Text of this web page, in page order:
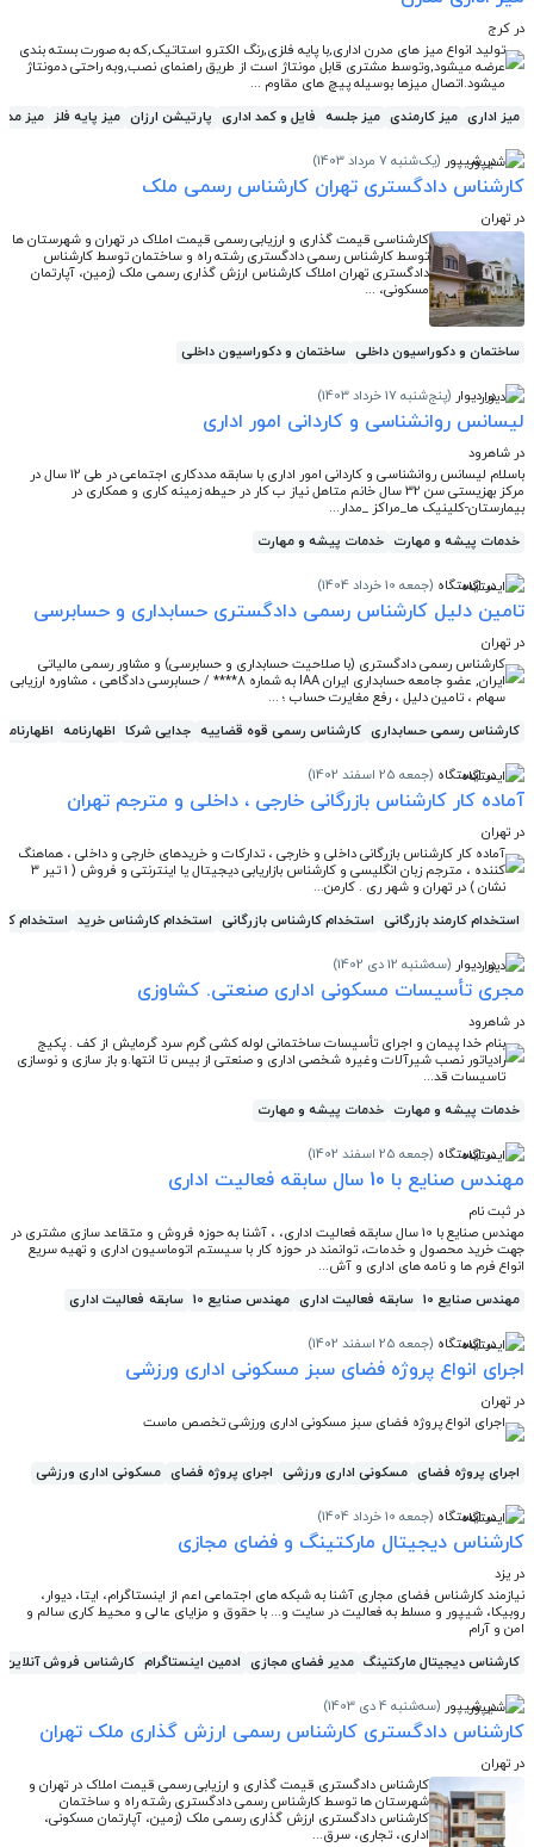
در کرج
تولید انواع میز های مدرن اداری,با پایه فلزی,رنگ الکترو استاتیک,که به صورت بسته بندی
عرضه میشود,وتوسط مشتری قابل مونتاژ است از طریق راهنمای نصب,وبه راحتی دمونتاژ
میشود.اتصال میزها بوسیله پیچ های مقاوم ...
میز اداری میز کارمندی میز جلسه فایل و کمد اداری پارتیشن ارزان میز پایه فلز میز
در شیپور (یک‌شنبه 7 مرداد 1403)
کارشناس دادگستری تهران کارشناس رسمی ملک
در تهران
کارشناسی قیمت گذاری و ارزیابی رسمی قیمت املاک در تهران و شهرستان ها
توسط کارشناس رسمی دادگستری رشته راه و ساختمان توسط کارشناس
دادگستری تهران املاک کارشناس ارزش گذاری رسمی ملک (زمین، آپارتمان
مسکونی، ...
ساختمان و دکوراسیون داخلی ساختمان و دکوراسیون داخلی
در دیوار (پنج‌شنبه 17 خرداد 1403)
لیسانس روانشناسی و کاردانی امور اداری
در شاهرود
باسلام لیسانس روانشناسی و کاردانی امور اداری با سابقه مددکاری اجتماعی در طی 12 سال در
مرکز بهزیستی سن 32 سال خانم متاهل نیاز ب کار در حیطه زمینه کاری و همکاری در
بیمارستان-کلینیک ها_مراکز _مدار...
خدمات پیشه و مهارت خدمات پیشه و مهارت
در ایستگاه (جمعه 10 خرداد 1404)
تامین دلیل کارشناس رسمی دادگستری حسابداری و حسابرسی
در تهران
کارشناس رسمی دادگستری (با صلاحیت حسابداری و حسابرسی) و مشاور رسمی مالیاتی
ایران, عضو جامعه حسابداری ایران IAA به شماره 8**** / حسابرسی دادگاهی ، مشاوره ارزیابی
سهام ، تامین دلیل ، رفع مغایرت حساب ؛ ...
کارشناس رسمی حسابداری کارشناس رسمی قوه قضاییه جدایی شرکا اظهارنامه
در ایستگاه (جمعه 25 اسفند 1402)
آماده کار کارشناس بازرگانی خارجی ، داخلی و مترجم تهران
در تهران
آماده کار کارشناس بازرگانی داخلی و خارجی ، تدارکات و خریدهای خارجی و داخلی ، هماهنگ
کننده ، مترجم زبان انگلیسی و کارشناس بازاریابی دیجیتال یا اینترنتی و فروش ( 1 تیر 3
نشان ) در تهران و شهر ری . کارمن...
استخدام کارمند بازرگانی استخدام کارشناس بازرگانی استخدام کارشناس خرید استخدام
در دیوار (سه‌شنبه 12 دی 1402)
مجری تأسیسات مسکونی اداری صنعتی. کشاوزی
در شاهرود
بنام خدا پیمان و اجرای تأسیسات ساختمانی لوله کشی گرم سرد گرمایش از کف . پکیج
رادیاتور نصب شیرآلات وغیره شخصی اداری و صنعتی از بیس تا انتها.و باز سازی و نوسازی
تاسیسات قد...
خدمات پیشه و مهارت خدمات پیشه و مهارت
در ایستگاه (جمعه 25 اسفند 1402)
مهندس صنایع با 10 سال سابقه فعالیت اداری
در ثبت نام
مهندس صنایع با 10 سال سابقه فعالیت اداری، ، آشنا به حوزه فروش و متقاعد سازی مشتری در
جهت خرید محصول و خدمات، توانمند در حوزه کار با سیستم اتوماسیون اداری و تهیه سریع
انواع فرم ها و نامه های اداری و آش...
مهندس صنایع 10
سابقه فعالیت اداری مهندس صنایع 10 سابقه فعالیت اداری
در ایستگاه (جمعه 25 اسفند 1402)
اجرای انواع پروژه فضای سبز مسکونی اداری ورزشی
در تهران
اجرای انواع پروژه فضای سبز مسکونی اداری ورزشی تخصص ماست
اجرای پروژه فضای مسکونی اداری ورزشی اجرای پروژه فضای مسکونی اداری ورزشی
در ایستگاه (جمعه 10 خرداد 1404)
کارشناس دیجیتال مارکتینگ و فضای مجازی
در یزد
نیازمند کارشناس فضای مجاری آشنا به شبکه های اجتماعی اعم از اینستاگرام، ایتا، دیوار،
روبیکا، شیپور و مسلط به فعالیت در سایت و... با حقوق و مزایای عالی و محیط کاری سالم و
امن و آرام
کارشناس دیجیتال مارکتینگ مدیر فضای مجازی ادمین اینستاگرام کارشناس فروش آنلاین
در شیپور (سه‌شنبه 4 دی 1403)
کارشناس دادگستری کارشناس رسمی ارزش گذاری ملک تهران
در تهران
کارشناس دادگستری قیمت گذاری و ارزیابی رسمی قیمت املاک در تهران و
شهرستان ها توسط کارشناس رسمی دادگستری رشته راه و ساختمان
کارشناس دادگستری ارزش گذاری رسمی ملک (زمین، آپارتمان مسکونی،
اداری، تجاری، سرق...